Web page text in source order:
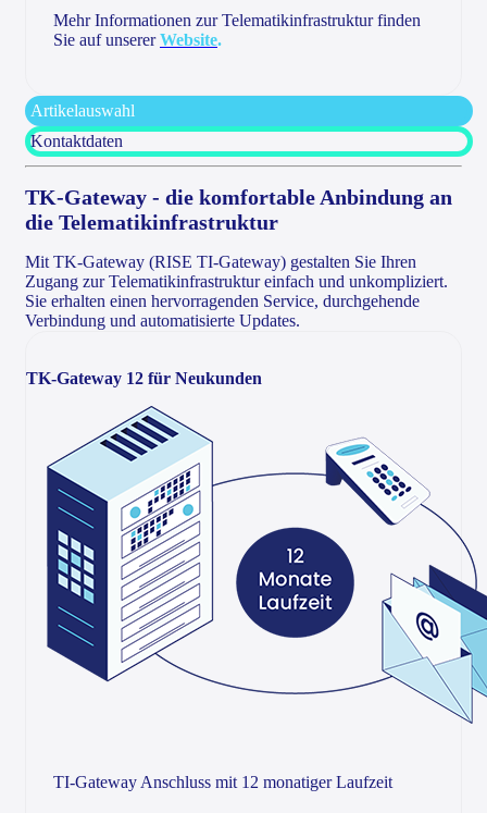
Mehr Informationen zur Telematikinfrastruktur finden
Sie auf unsererWebsite.
Artikelauswahl
Kontaktdaten
TK-Gateway - die komfortable Anbindung an
die Telematikinfrastruktur
Mit TK-Gateway (RISE TI-Gateway) gestalten Sie Ihren
Zugang zur Telematikinfrastruktur einfach und unkompliziert.
Sie erhalten einen hervorragenden Service, durchgehende
Verbindung und automatisierte Updates.
TK-Gateway 12 für Neukunden
TI-Gateway Anschluss mit 12 monatiger Laufzeit